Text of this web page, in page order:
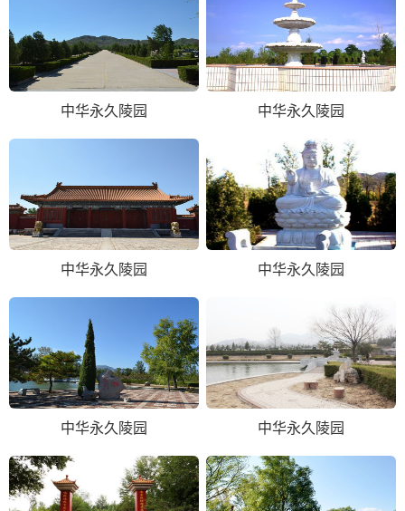
中华永久陵园 中华永久陵园
中华永久陵园 中华永久陵园
中华永久陵园 中华永久陵园